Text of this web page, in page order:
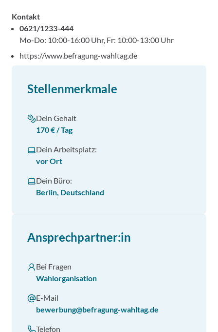
Kontakt
0621/1233-444
Mo-Do: 10:00-16:00 Uhr, Fr: 10:00-13:00 Uhr
https://www.befragung-wahltag.de
Stellenmerkmale
Dein Gehalt
170 € / Tag
Dein Arbeitsplatz:
vor Ort
Dein Büro:
Berlin, Deutschland
Ansprechpartner:in
Bei Fragen
Wahlorganisation
E-Mail
bewerbung@befragung-wahltag.de
Telefon